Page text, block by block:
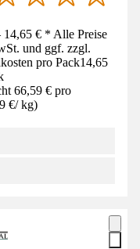
€ * Alle Preise
und ggf. zzgl.
pro Pack14,65
66,59 € pro
€/ kg)